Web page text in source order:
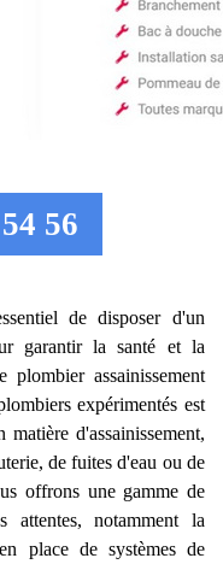
56
de disposer d'un
garantir la santé et la
assainissement
expérimentés est
d'assainissement,
de fuites d'eau ou de
offrons une gamme de
attentes, notamment la
place de systèmes de